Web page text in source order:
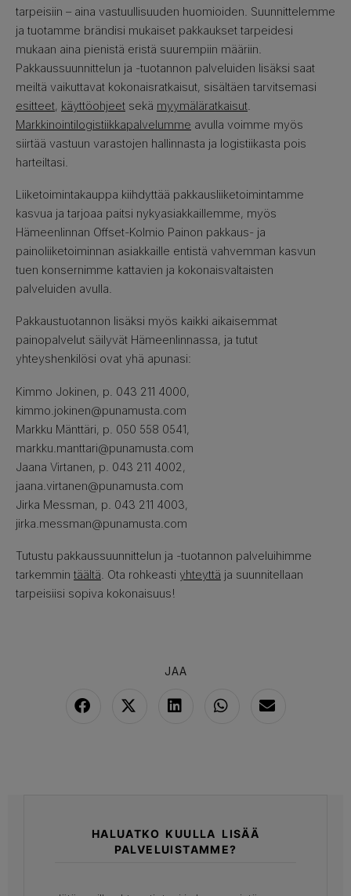
tarpeisiin – aina vastuullisuuden huomioiden. Suunnittelemme
ja tuotamme brändisi mukaiset pakkaukset tarpeidesi
mukaan aina pienistä eristä suurempiin määriin.
Pakkaussuunnittelun ja -tuotannon palveluiden lisäksi saat
meiltä vaikuttavat kokonaisratkaisut, sisältäen tarvitsemasi
esitteet, käyttöohjeet sekä myymäläratkaisut
Markkinointilogistiikkapalvelumme avulla voimme myös
siirtää vastuun varastojen hallinnasta ja logistiikasta pois
harteiltasi.
Liiketoimintakauppa kiihdyttää pakkausliiketoimintamme
kasvua ja tarjoaa paitsi nykyasiakkaillemme, myös
Hämeenlinnan Offset-Kolmio Painon pakkaus- ja
painoliiketoiminnan asiakkaille entistä vahvemman kasvun
tuen konsernimme kattavien ja kokonaisvaltaisten
palveluiden avulla.
Pakkaustuotannon lisäksi myös kaikki aikaisemmat
painopalvelut säilyvät Hämeenlinnassa, ja tutut
yhteyshenkilösi ovat yhä apunasi:
Kimmo Jokinen, p. 043 211 4000,
kimmo.jokinen@punamusta.com
Markku Mänttäri, p. 050 558 0541,
markku.manttari@punamusta.com
Jaana Virtanen, p. 043 211 4002,
jaana.virtanen@punamusta.com
Jirka Messman, p. 043 211 4003,
jirka.messman@punamusta.com
Tutustu pakkaussuunnittelun ja -tuotannon palveluihimme
tarkemmin täältä . Ota rohkeasti yhteyttä ja suunnitellaan
tarpeisiisi sopiva kokonaisuus!
JAA
HALUATKO KUULLA LISÄÄ
PALVELUISTAMME?